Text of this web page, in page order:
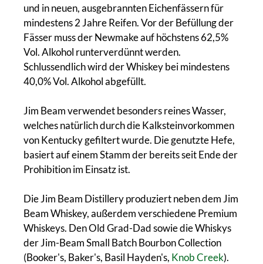
und in neuen, ausgebrannten Eichenfässern für
mindestens 2 Jahre Reifen. Vor der Befüllung der
Fässer muss der Newmake auf höchstens 62,5%
Vol. Alkohol runterverdünnt werden.
Schlussendlich wird der Whiskey bei mindestens
40,0% Vol. Alkohol abgefüllt.
Jim Beam verwendet besonders reines Wasser,
welches natürlich durch die Kalksteinvorkommen
von Kentucky gefiltert wurde. Die genutzte Hefe,
basiert auf einem Stamm der bereits seit Ende der
Prohibition im Einsatz ist.
Die Jim Beam Distillery produziert neben dem Jim
Beam Whiskey, außerdem verschiedene Premium
Whiskeys. Den Old Grad-Dad sowie die Whiskys
der Jim-Beam Small Batch Bourbon Collection
(Booker's, Baker's, Basil Hayden's, Knob Creek).